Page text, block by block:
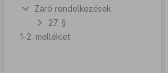
Záró rendelkezések
27. §
1-2. melléklet